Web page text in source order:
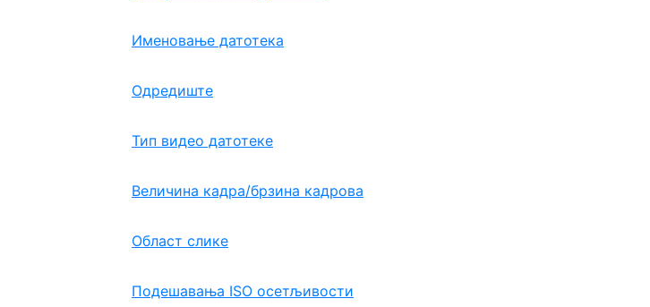
Именовање датотека
Одредиште
Тип видео датотеке
Величина кадра/брзина кадрова
Област слике
Подешавања ISO осетљивости